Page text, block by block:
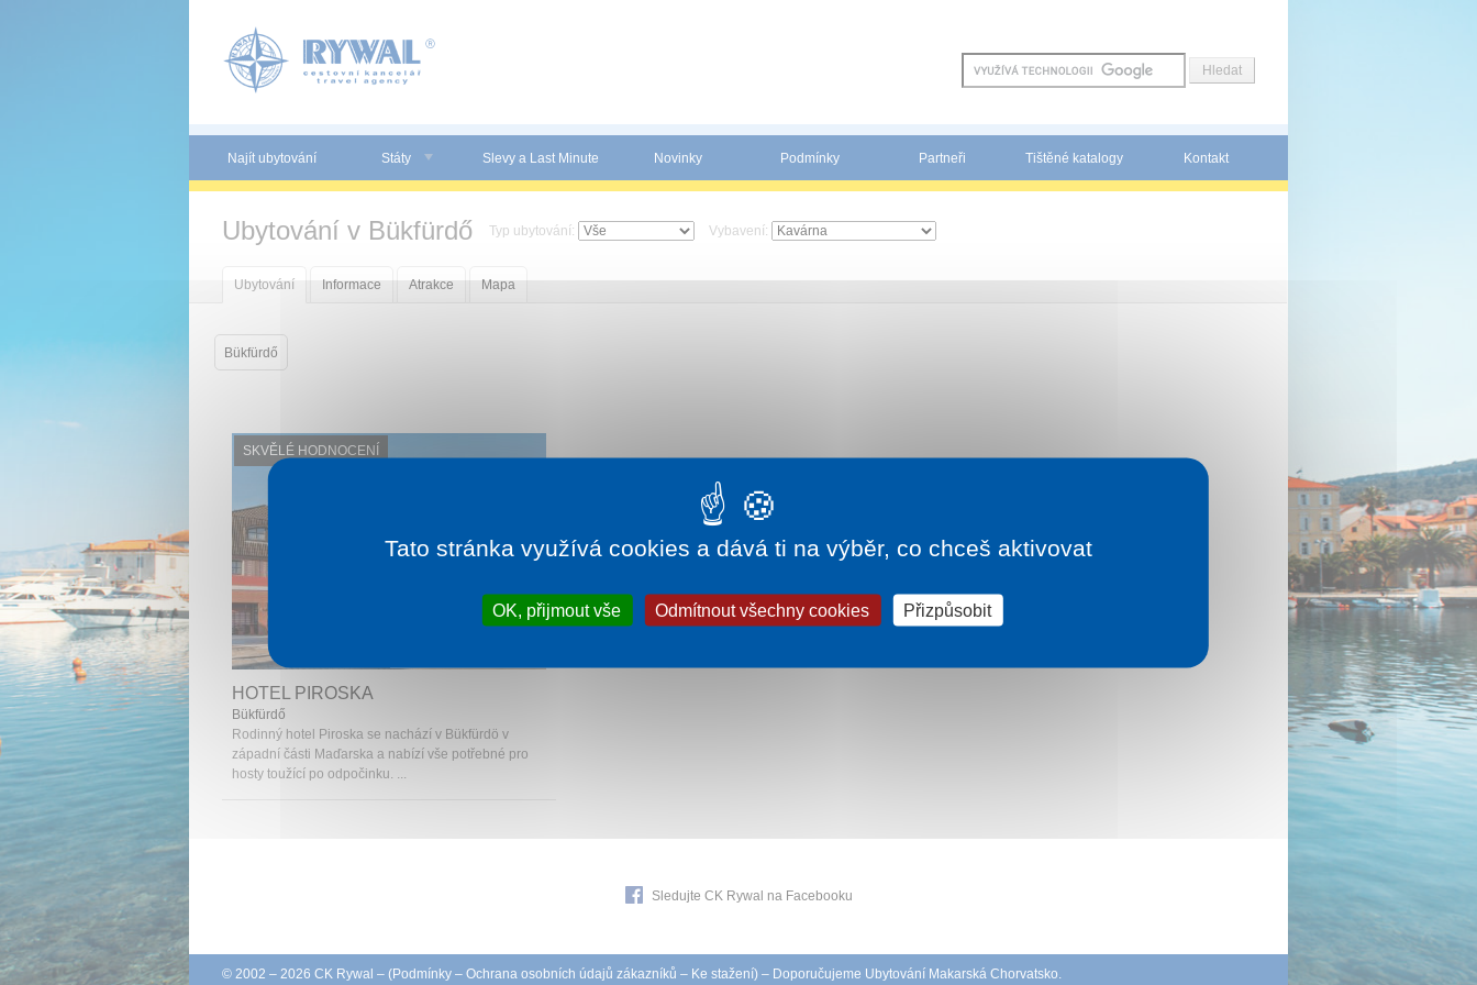
Najít ubytování Státy Slevy a Last Minute Novinky Podmínky Partneři Tištěné katalogy Kontakt
Ubytování v Bükfürdő Typ ubytování: Vybavení:
Ubytování Informace Atrakce Mapa
Bükfürdő
SKVĚLÉ HODNOCENÍ
HOTEL PIROSKA
Bükfürdő
Rodinný hotel Piroska se nachází v Bükfürdö v
západní části Maďarska a nabízí vše potřebné pro
hosty toužící po odpočinku. ...
Sledujte CK Rywal na Facebooku
© 2002 – 2026 CK Rywal – (Podmínky – Ochrana osobních údajů zákazníků – Ke stažení) – Doporučujeme Ubytování Makarská Chorvatsko.
Tato stránka využívá cookies a dává ti na výběr, co chceš aktivovat
OK, přijmout vše Odmítnout všechny cookies Přizpůsobit